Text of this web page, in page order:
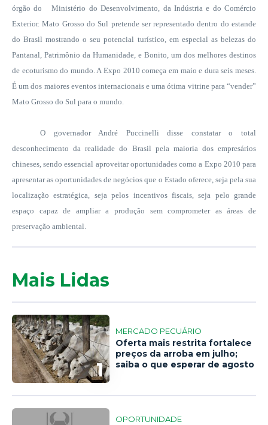
órgão do
Ministério do Desenvolvimento, da Indústria e do Comércio
Exterior. Mato Grosso do Sul pretende ser representado dentro do estande
do Brasil mostrando o seu potencial turístico, em especial as belezas do
Pantanal, Patrimônio da Humanidade, e Bonito, um dos melhores destinos
de ecoturismo do mundo. A Expo 2010 começa em maio e dura seis meses.
É um dos maiores eventos internacionais e uma ótima vitrine para “vender”
Mato Grosso do Sul para o mundo.
O governador André Puccinelli disse constatar o total
desconhecimento da realidade do Brasil pela maioria dos empresários
chineses, sendo essencial aproveitar oportunidades como a Expo 2010 para
apresentar as oportunidades de negócios que o Estado oferece, seja pela sua
localização estratégica, seja pelos incentivos fiscais, seja pelo grande
espaço capaz de ampliar a produção sem comprometer as áreas de
preservação ambiental.
Mais Lidas
1
MERCADO PECUÁRIO
Oferta mais restrita fortalece
preços da arroba em julho;
saiba o que esperar de agosto
OPORTUNIDADE